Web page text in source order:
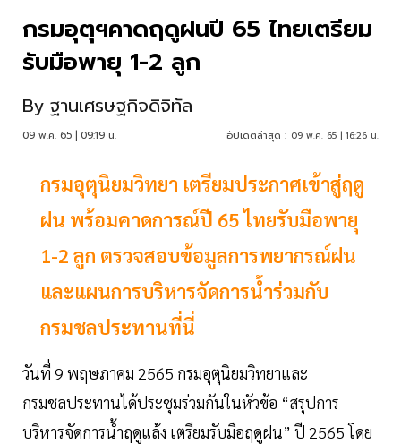
กรมอุตุฯคาดฤดูฝนปี 65 ไทยเตรียม
รับมือพายุ 1-2 ลูก
By ฐานเศรษฐกิจดิจิทัล
09 พ.ค. 65 | 09:19 น. อัปเดตล่าสุด : 09 พ.ค. 65 | 16:26 น.
กรมอุตุนิยมวิทยา เตรียมประกาศเข้าสู่ฤดู
ฝน พร้อมคาดการณ์ปี 65 ไทยรับมือพายุ
1-2 ลูก ตรวจสอบข้อมูลการพยากรณ์ฝน
และแผนการบริหารจัดการน้ำร่วมกับ
กรมชลประทานที่นี่
วันที่ 9 พฤษภาคม 2565 กรมอุตุนิยมวิทยาและ
กรมชลประทานได้ประชุมร่วมกันในหัวข้อ “สรุปการ
บริหารจัดการน้ำฤดูแล้ง เตรียมรับมือฤดูฝน” ปี 2565 โดย